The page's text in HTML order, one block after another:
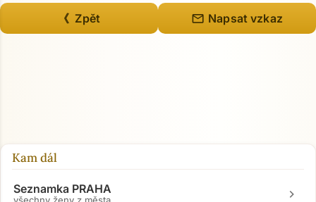
《 Zpět mail Napsat vzkaz
Kam dál
Seznamka PRAHA chevron_right